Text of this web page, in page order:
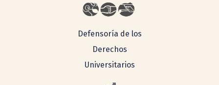
Defensoría de los
Derechos
Universitarios